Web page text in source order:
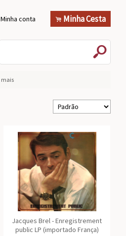
Minha conta . Minha Cesta
s
mais
Jacques Brel - Enregistrement
public LP (importado França)